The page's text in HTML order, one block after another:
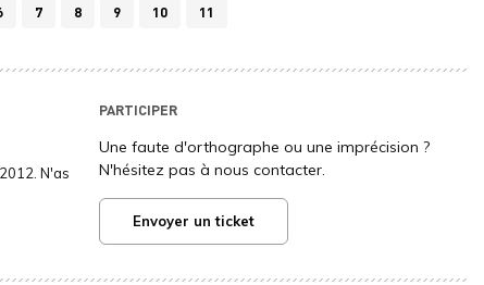
7 8 9 10 11
N'as
PARTICIPER
Une faute d'orthographe ou une imprécision ?
N'hésitez pas à nous contacter.
Envoyer un ticket